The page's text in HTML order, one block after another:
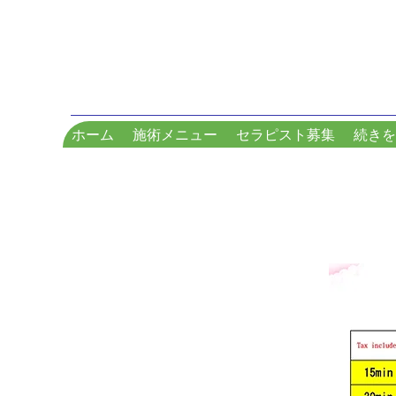
ホーム 施術メニュー セラピスト募集 続き